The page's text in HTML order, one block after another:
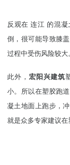
反观在 连江 的混
倒，很可能导致膝
过程中受伤风险较大
此外， 宏阳兴建筑
小。所以在塑胶跑
凝土地面上跑步，
就是众多专家建议在